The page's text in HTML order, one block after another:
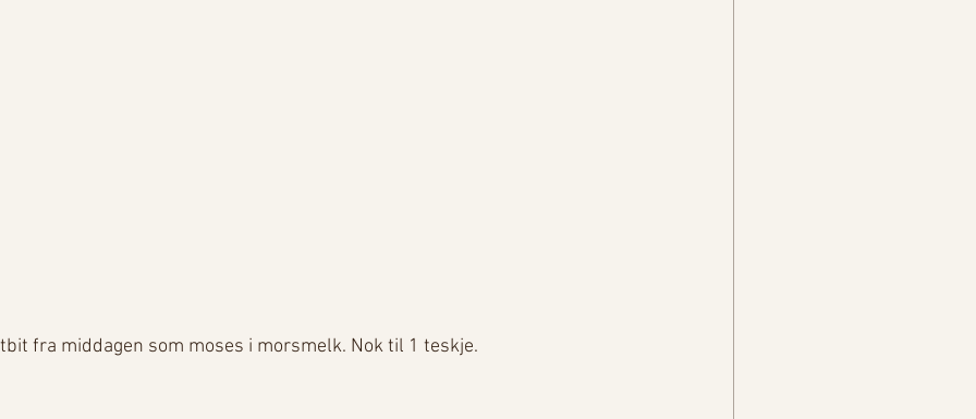
fra middagen som moses i morsmelk. Nok til 1 teskje.